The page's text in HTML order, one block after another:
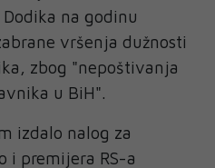
na godinu
vršenja dužnosti
zbog "nepoštivanja
u BiH".
izdalo nalog za
i premijera RS-a